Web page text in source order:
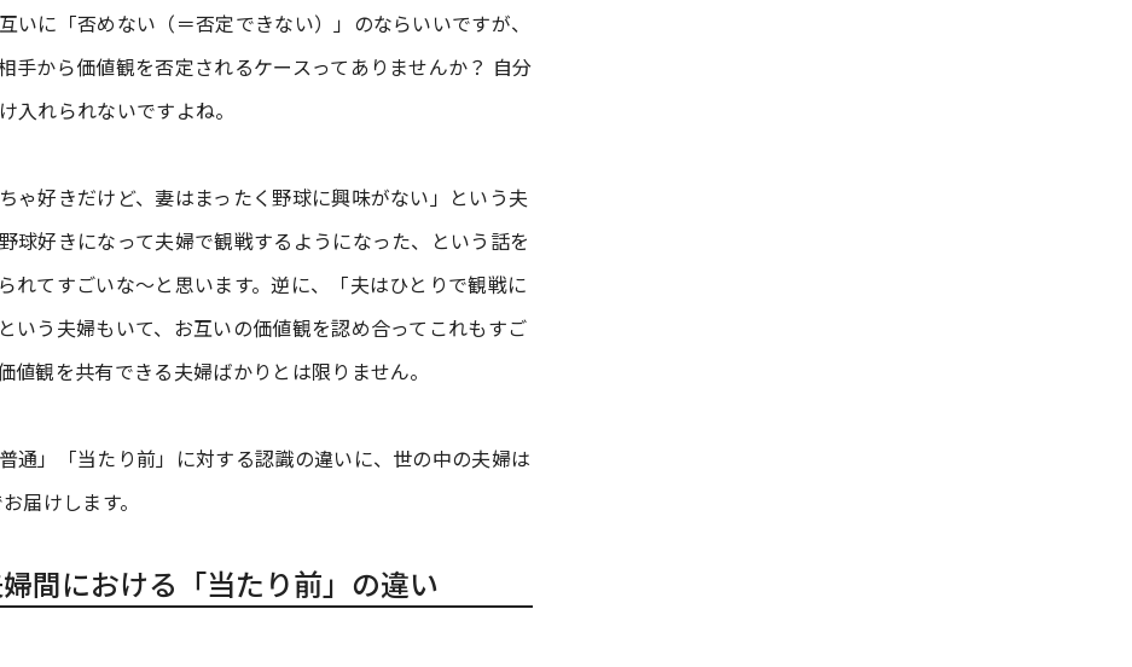
いに「否めない（＝否定できない）」のならいいですが、
手から価値観を否定されるケースってありませんか？ 自分
入れられないですよね。
ゃ好きだけど、妻はまったく野球に興味がない」という夫
球好きになって夫婦で観戦するようになった、という話を
れてすごいな～と思います。逆に、「夫はひとりで観戦に
いう夫婦もいて、お互いの価値観を認め合ってこれもすご
観を共有できる夫婦ばかりとは限りません。
通」「当たり前」に対する認識の違いに、世の中の夫婦は
届けします。
間における「当たり前」の違い